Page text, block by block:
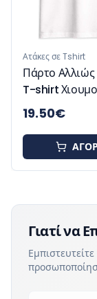
σε Tshirt
Αλλιώς Graffiti
€
ΑΓΟΡΑ
Γιατί να